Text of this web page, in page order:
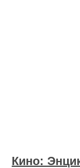
Кино: